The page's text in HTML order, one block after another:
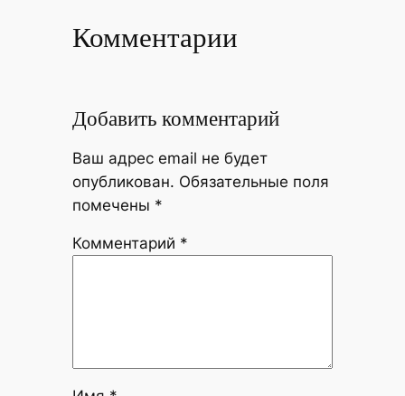
Комментарии
Добавить комментарий
Ваш адрес email не будет
опубликован. Обязательные поля
помечены *
Комментарий *